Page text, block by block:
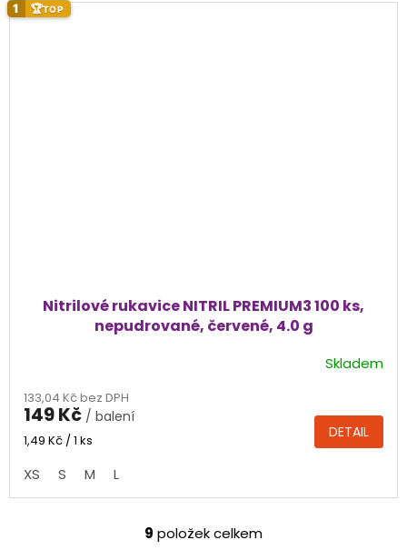
Nitrilové rukavice NITRIL PREMIUM3 100 ks,
nepudrované, červené, 4.0 g
produktu
je
4,8
5
hvězdiček.
Skladem
133,04 Kč bez DPH
149 Kč / balení
Měrná
1,49 Kč / 1 ks DETAIL
XS S M L
1 🏆TOP
O
9 položek celkem